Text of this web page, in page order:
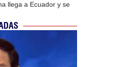
llega a Ecuador y se